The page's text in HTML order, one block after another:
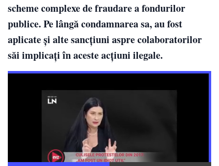
scheme complexe de fraudare a fondurilor
publice. Pe lângă condamnarea sa, au fost
aplicate și alte sancțiuni aspre colaboratorilor
săi implicați în aceste acțiuni ilegale.